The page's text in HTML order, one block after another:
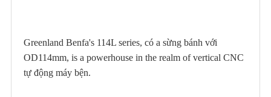
Greenland Benfa's 114L series, có a sừng bánh với
OD114mm, is a powerhouse in the realm of vertical CNC
tự động máy bện.